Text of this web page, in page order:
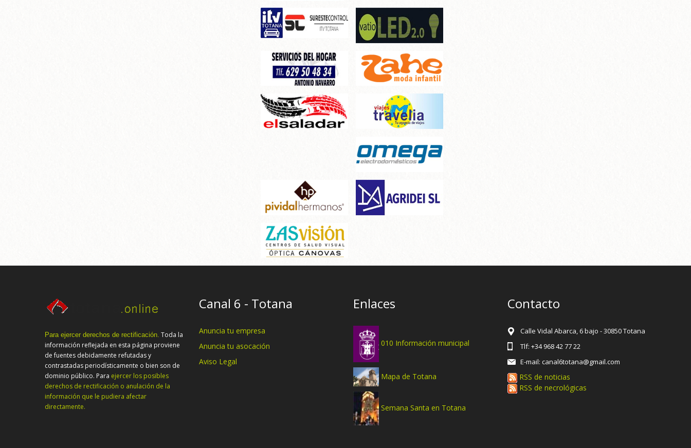
Para ejercer derechos de rectificación. Toda la
información reflejada en esta página proviene
de fuentes debidamente refutadas y
contrastadas periodísticamente o bien son de
dominio público. Para ejercer los posibles
derechos de rectificación o anulación de la
información que le pudiera afectar
directamente.
Canal 6 - Totana
Anuncia tu empresa
Anuncia tu asocación
Aviso Legal
Enlaces
010 Información municipal
Mapa de Totana
Semana Santa en Totana
Contacto
Calle Vidal Abarca, 6 bajo - 30850 Totana
Tlf: +34 968 42 77 22
E-mail: canal6totana@gmail.com
RSS de noticias
RSS de necrológicas